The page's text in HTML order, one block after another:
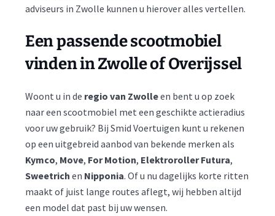
adviseurs in Zwolle kunnen u hierover alles vertellen.
Een passende scootmobiel
vinden in Zwolle of Overijssel
Woont u in de regio van Zwolleen bent u op zoek
naar een scootmobiel met een geschikte actieradius
voor uw gebruik? Bij Smid Voertuigen kunt u rekenen
op een uitgebreid aanbod van bekende merken als
Kymco, Move, For Motion, Elektroroller Futura,
Sweetrich en Nipponia. Of u nu dagelijks korte ritten
maakt of juist lange routes aflegt, wij hebben altijd
een model dat past bij uw wensen.